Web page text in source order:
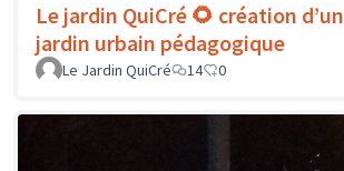
Le jardin QuiCré 🌻 création d’un
jardin urbain pédagogique
Le Jardin QuiCré
14 0